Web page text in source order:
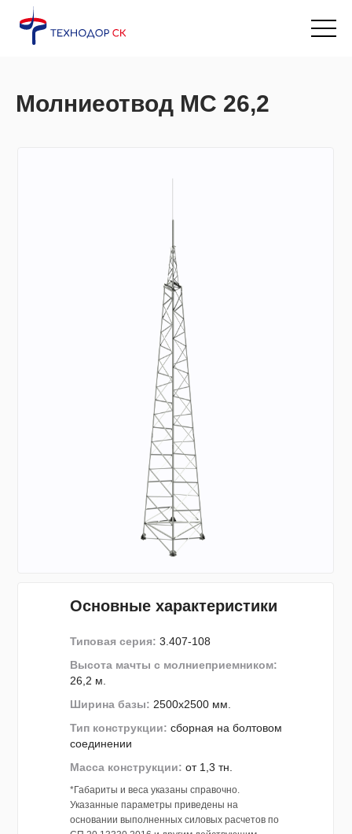
Главная → Каталог продукции
Молниеотвод МС 26,2
Типовая серия: 3.407-108
Высота мачты с молниеприемником:
26,2 м.
Основные характеристики
Тип конструкции: сборная на болтовом
соединении
Ширина базы: 2500х2500 мм.
Масса конструкции: от 1,3 тн.
*Габариты и веса указаны справочно.
Указанные параметры приведены на
основании выполненных силовых расчетов по